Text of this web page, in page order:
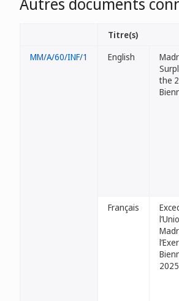
Titre(s)
MM/A/60/INF/1
English
the
Français
2025